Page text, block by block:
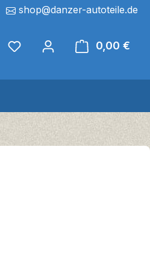
shop@danzer-autoteile.de
0,00 €